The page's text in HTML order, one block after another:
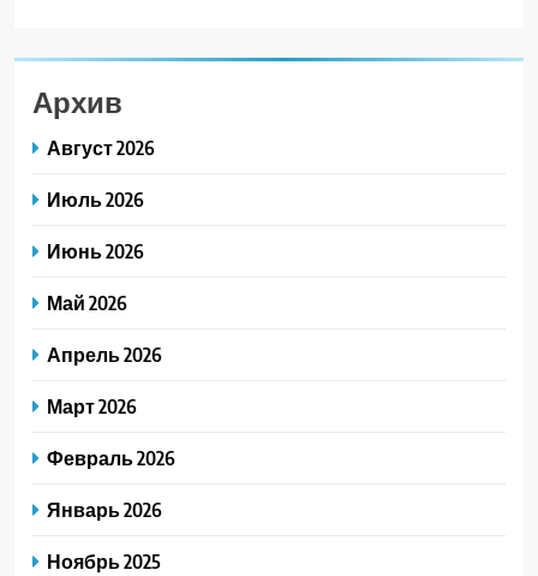
Архив
Август 2026
Июль 2026
Июнь 2026
Май 2026
Апрель 2026
Март 2026
Февраль 2026
Январь 2026
Ноябрь 2025